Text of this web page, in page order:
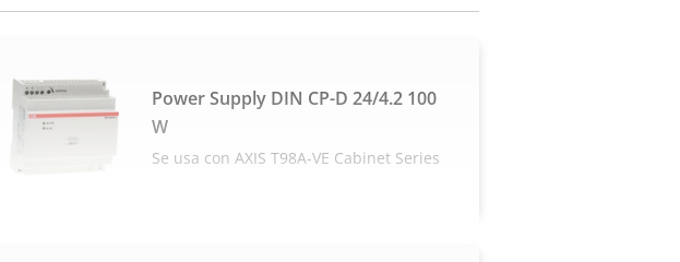
Power Supply DIN CP-D 24/4.2 100
W
Se usa con AXIS T98A-VE Cabinet Series